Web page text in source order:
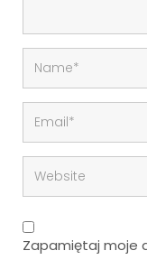
Zapamiętaj moje